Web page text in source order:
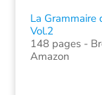
La
Vol.2
148 pages -
Amazon